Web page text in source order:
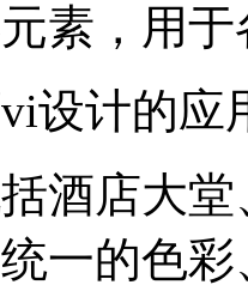
素，用
设计的应
酒店大
一的色